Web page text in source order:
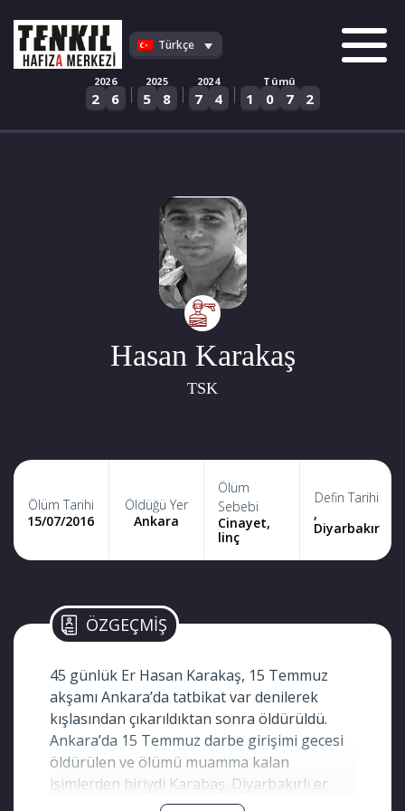
content
Türkçe
2026
2 6 |
2025
5 8 |
2024
7 4 |
Tümü
1 0 7 2
Hasan Karakaş
TSK
Ölüm Tarihi
15/07/2016
Öldüğü Yer
Ankara
Ölüm
Sebebi
Cinayet,
linç
Defin Tarihi
,
Diyarbakır
ÖZGEÇMİŞ
45 günlük Er Hasan Karakaş, 15 Temmuz
akşamı Ankara’da tatbikat var denilerek
kışlasından çıkarıldıktan sonra öldürüldü.
Ankara’da 15 Temmuz darbe girişimi gecesi
öldürülen ve ölümü muamma kalan
isimlerden biriydi Karabaş. Diyarbakırlı er
Hasan Karakaş’ın babası Hüseyin Karakaş o